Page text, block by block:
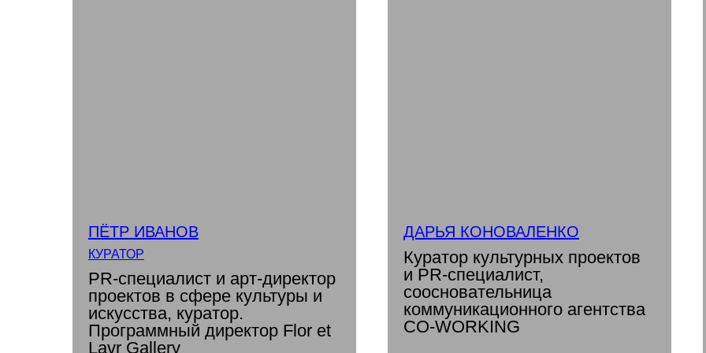
ПЁТР ИВАНОВ
КУРАТОР
PR-специалист и арт-директор
проектов в сфере культуры и
искусства, куратор.
Программный директор Flor et
Lavr Gallery
ДАРЬЯ КОНОВАЛЕНКО
Куратор культурных проектов
и PR-специалист,
соосновательница
коммуникационного агентства
CO-WORKING